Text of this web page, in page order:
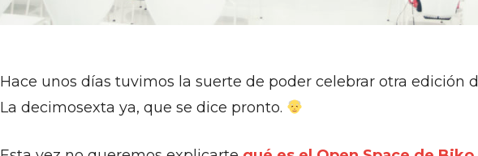
Hace unos días tuvimos la suerte de poder celebrar otra edición
La decimosexta ya, que se dice pronto.